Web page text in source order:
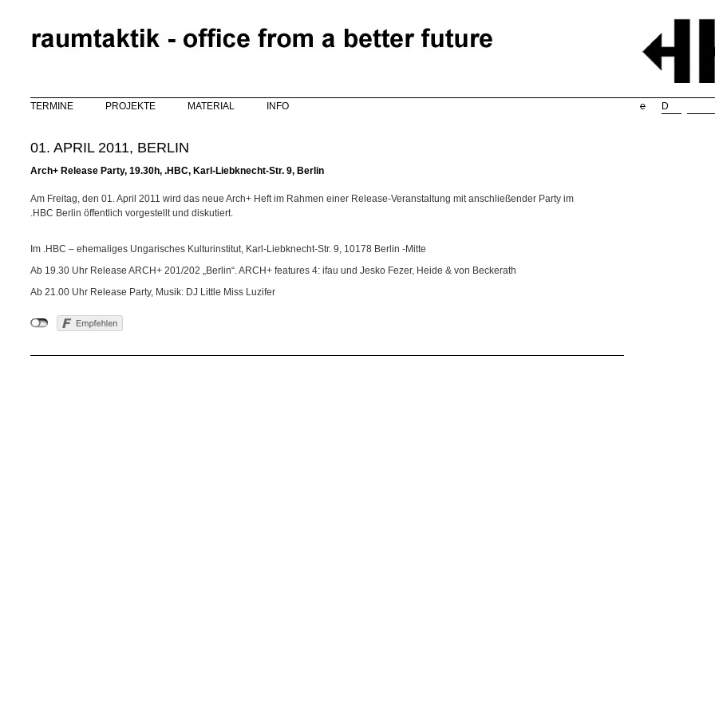
TERMINE PROJEKTE MATERIAL INFO e D
01. APRIL 2011, BERLIN
Arch+ Release Party, 19.30h, .HBC, Karl-Liebknecht-Str. 9, Berlin
Am Freitag, den 01. April 2011 wird das neue Arch+ Heft im Rahmen einer Release-Veranstaltung mit anschließender Party im
.HBC Berlin öffentlich vorgestellt und diskutiert.
Im .HBC – ehemaliges Ungarisches Kulturinstitut, Karl-Liebknecht-Str. 9, 10178 Berlin -Mitte
Ab 19.30 Uhr Release ARCH+ 201/202 „Berlin“. ARCH+ features 4: ifau und Jesko Fezer, Heide & von Beckerath
Ab 21.00 Uhr Release Party, Musik: DJ Little Miss Luzifer